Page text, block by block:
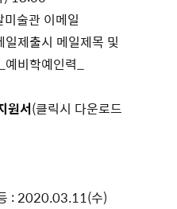
미술관 이메일
일제출시 메일제목 및
비학예인력_
원서(클릭시 다운로드
: 2020.03.11(수)